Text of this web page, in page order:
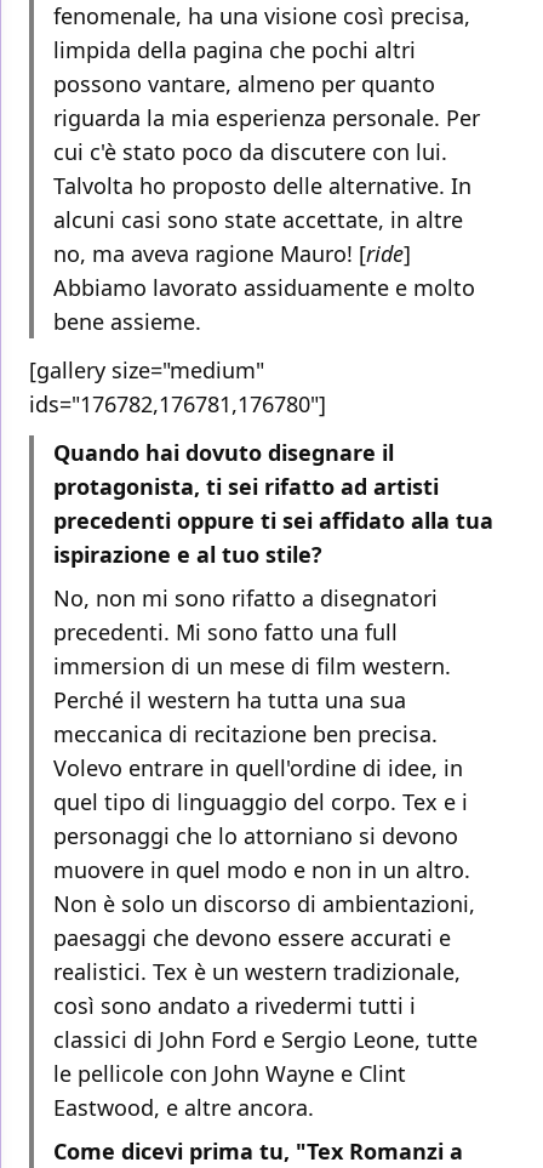
fenomenale, ha una visione così precisa,
limpida della pagina che pochi altri
possono vantare, almeno per quanto
riguarda la mia esperienza personale. Per
cui c'è stato poco da discutere con lui.
Talvolta ho proposto delle alternative. In
alcuni casi sono state accettate, in altre
no, ma aveva ragione Mauro! [ride]
Abbiamo lavorato assiduamente e molto
bene assieme.
[gallery size="medium"
ids="176782,176781,176780"]
Quando hai dovuto disegnare il
protagonista, ti sei rifatto ad artisti
precedenti oppure ti sei affidato alla tua
ispirazione e al tuo stile?
No, non mi sono rifatto a disegnatori
precedenti. Mi sono fatto una full
immersion di un mese di film western.
Perché il western ha tutta una sua
meccanica di recitazione ben precisa.
Volevo entrare in quell'ordine di idee, in
quel tipo di linguaggio del corpo. Tex e i
personaggi che lo attorniano si devono
muovere in quel modo e non in un altro.
Non è solo un discorso di ambientazioni,
paesaggi che devono essere accurati e
realistici. Tex è un western tradizionale,
così sono andato a rivedermi tutti i
classici di John Ford e Sergio Leone, tutte
le pellicole con John Wayne e Clint
Eastwood, e altre ancora.
Come dicevi prima tu, "Tex Romanzi a